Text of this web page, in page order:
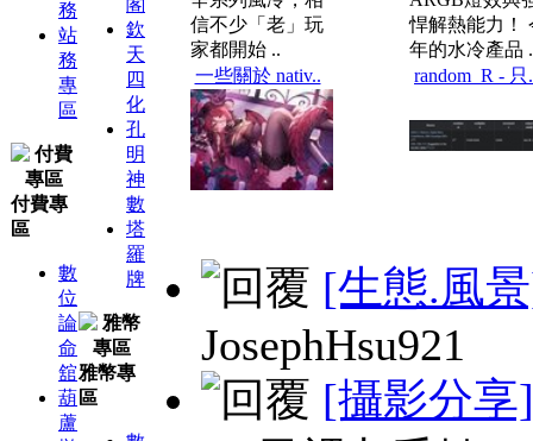
務
站
務
專
區
付費專
區
數
位
論
命
舘
葫
蘆
閣
欽
天
四
化
孔
明
神
數
塔
羅
牌
雅幣專
區
信不少「老」玩
家都開始 ..
悍解熱能力！
年的水冷產品
一些關於 nativ..
random_R - 只
[生態.風
JosephHsu921
[攝影分享]